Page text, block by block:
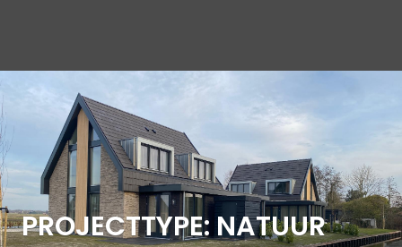
PROJECTTYPE:NATUUR